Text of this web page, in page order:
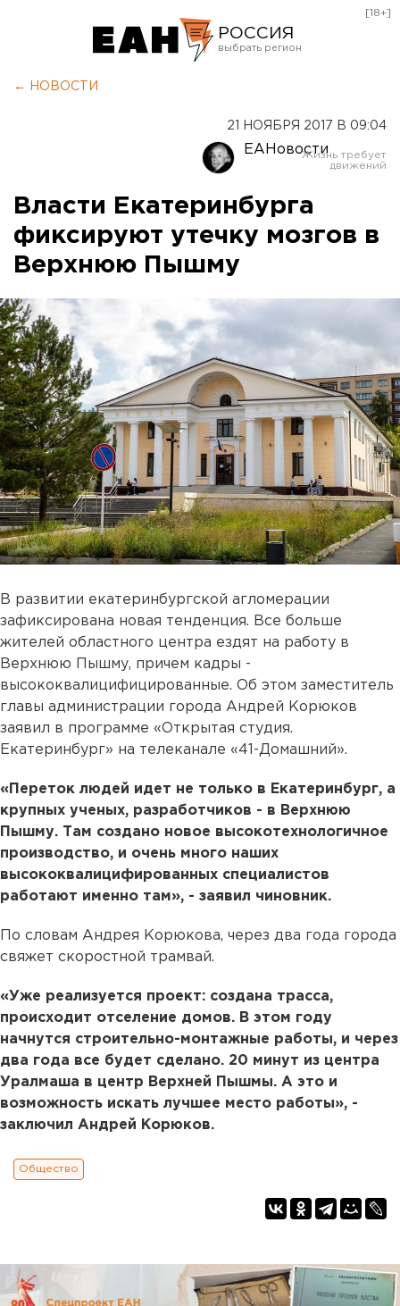
РОССИЯ
Оренбург
[18+]
← НОВОСТИ
21 НОЯБРЯ 2017 В 09:04
ЕАНовости
Власти Екатеринбурга
фиксируют утечку мозгов в
Верхнюю Пышму
В развитии екатеринбургской агломерации
зафиксирована новая тенденция. Все больше
жителей областного центра ездят на работу в
Верхнюю Пышму, причем кадры -
высококвалицифицированные. Об этом заместитель
главы администрации города Андрей Корюков
заявил в программе «Открытая студия.
Екатеринбург» на телеканале «41-Домашний».
«Переток людей идет не только в Екатеринбург, а
крупных ученых, разработчиков - в Верхнюю
Пышму. Там создано новое высокотехнологичное
производство, и очень много наших
высококвалицифированных специалистов
работают именно там», - заявил чиновник.
По словам Андрея Корюкова, через два года города
свяжет скоростной трамвай.
«Уже реализуется проект: создана трасса,
происходит отселение домов. В этом году
начнутся строительно-монтажные работы, и через
два года все будет сделано. 20 минут из центра
Уралмаша в центр Верхней Пышмы. А это и
возможность искать лучшее место работы», -
заключил Андрей Корюков.
Общество